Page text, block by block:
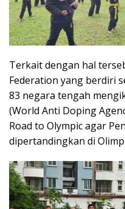
Terkait dengan hal
Federation yang berdiri
83 negara tengah
(World Anti Doping
Road to Olympic agar
dipertandingkan di